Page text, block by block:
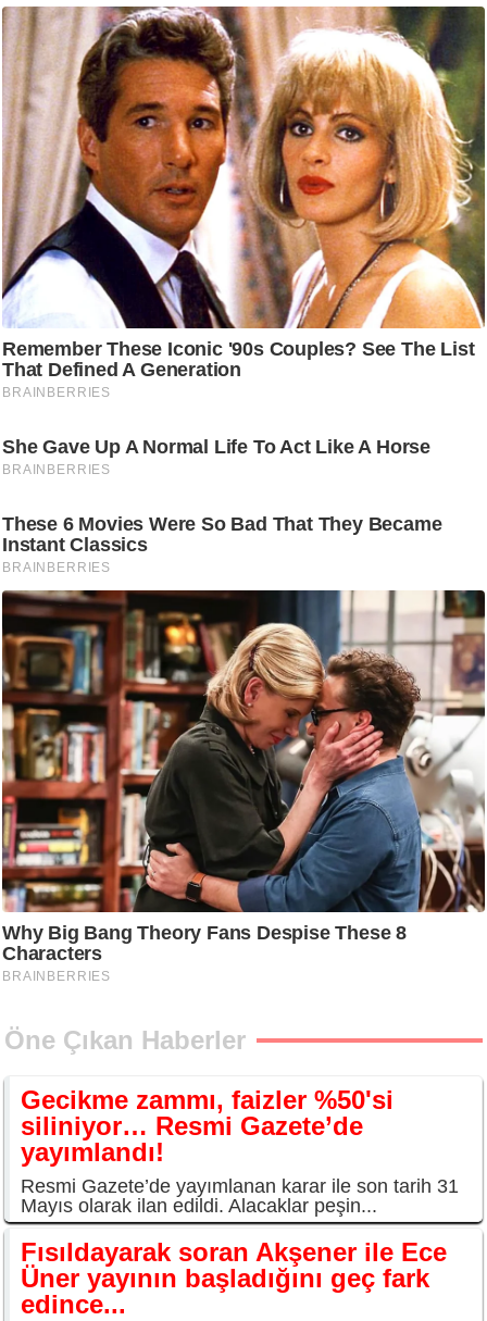
Öne Çıkan Haberler
Gecikme zammı, faizler %50'si
siliniyor… Resmi Gazete’de
yayımlandı!
Resmi Gazete’de yayımlanan karar ile son tarih 31
Mayıs olarak ilan edildi. Alacaklar peşin...
Fısıldayarak soran Akşener ile Ece
Üner yayının başladığını geç fark
edince...